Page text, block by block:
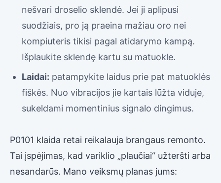
nešvari droselio sklendė. Jei ji aplipusi
suodžiais, pro ją praeina mažiau oro nei
kompiuteris tikisi pagal atidarymo kampą.
Išplaukite sklendę kartu su matuokle.
Laidai: patampykite laidus prie pat matuoklės
fiškės. Nuo vibracijos jie kartais lūžta viduje,
sukeldami momentinius signalo dingimus.
P0101 klaida retai reikalauja brangaus remonto.
Tai įspėjimas, kad variklio „plaučiai“ užteršti arba
nesandarūs. Mano veiksmų planas jums: